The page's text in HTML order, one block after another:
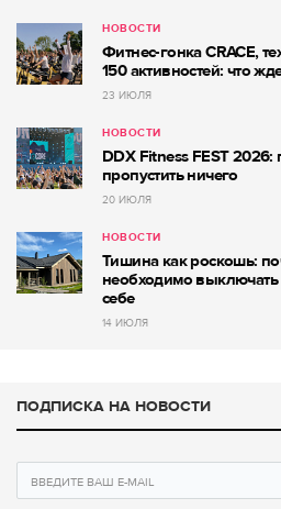
НОВОСТИ
Фитнес-гонка CRACE,
150 активностей: что
23 ИЮЛЯ
НОВОСТИ
DDX Fitness FEST 2026:
пропустить ничего
20 ИЮЛЯ
НОВОСТИ
Тишина как роскошь:
необходимо
себе
14 ИЮЛЯ
ПОДПИСКА НА НОВОСТИ